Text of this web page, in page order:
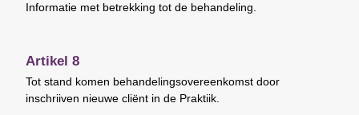
Informatie met betrekking tot de behandeling.
Artikel 8
Tot stand komen behandelingsovereenkomst door
inschrijven nieuwe cliënt in de Praktijk.